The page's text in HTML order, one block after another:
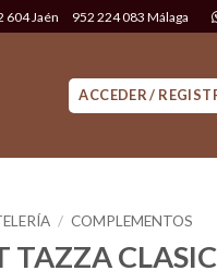
604 Jaén 952 224 083 Málaga
ACCEDER /
/ COMPLEMENTOS
TAZZA